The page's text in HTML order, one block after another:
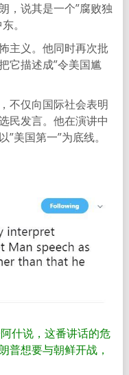
，说其是一个”腐败独
。
主义。他同时再次批
它描述成”令美国尴
不仅向国际社会表明
民发言。他在演讲中
美国第一”为底线。
什说，这番讲话的危
普想要与朝鲜开战，